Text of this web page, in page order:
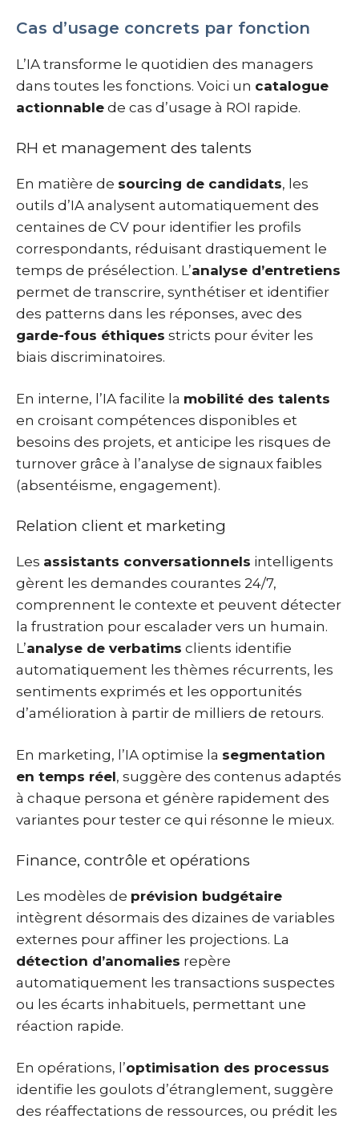
Cas d’usage concrets par fonction
L’IA transforme le quotidien des managers
dans toutes les fonctions. Voici un catalogue
actionnable de cas d’usage à ROI rapide.
RH et management des talents
En matière de sourcing de candidats, les
outils d’IA analysent automatiquement des
centaines de CV pour identifier les profils
correspondants, réduisant drastiquement le
temps de présélection. L’analyse d’entretiens
permet de transcrire, synthétiser et identifier
des patterns dans les réponses, avec des
garde-fous éthiques stricts pour éviter les
biais discriminatoires.
En interne, l’IA facilite la mobilité des talents
en croisant compétences disponibles et
besoins des projets, et anticipe les risques de
turnover grâce à l’analyse de signaux faibles
(absentéisme, engagement).
Relation client et marketing
Les assistants conversationnels intelligents
gèrent les demandes courantes 24/7,
comprennent le contexte et peuvent détecter
la frustration pour escalader vers un humain.
L’analyse de verbatims clients identifie
automatiquement les thèmes récurrents, les
sentiments exprimés et les opportunités
d’amélioration à partir de milliers de retours.
En marketing, l’IA optimise la segmentation
en temps réel, suggère des contenus adaptés
à chaque persona et génère rapidement des
variantes pour tester ce qui résonne le mieux.
Finance, contrôle et opérations
Les modèles de prévision budgétaire
intègrent désormais des dizaines de variables
externes pour affiner les projections. La
détection d’anomalies repère
automatiquement les transactions suspectes
ou les écarts inhabituels, permettant une
réaction rapide.
En opérations, l’optimisation des processus
identifie les goulots d’étranglement, suggère
des réaffectations de ressources, ou prédit les